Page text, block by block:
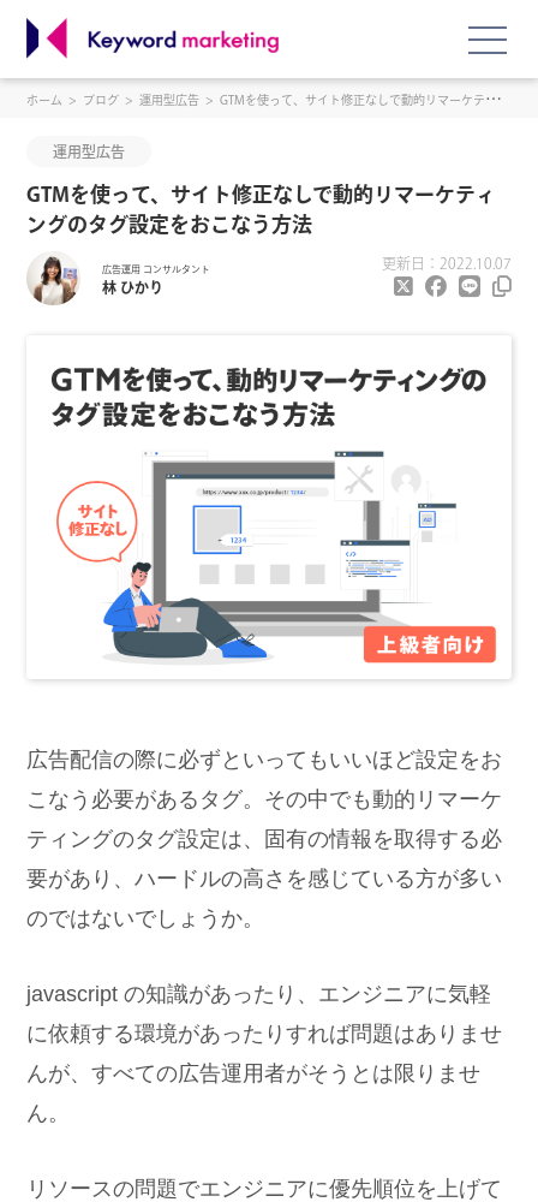
ホーム ブログ 運用型広告 GTMを使って、サイト修正なしで動的リマーケティングのタグ設定をおこなう方法
運用型広告
GTMを使って、サイト修正なしで動的リマーケティ
ングのタグ設定をおこなう方法
広告運用 コンサルタント
林 ひかり
更新日：2022.10.07
広告配信の際に必ずといってもいいほど設定をお
こなう必要があるタグ。その中でも動的リマーケ
ティングのタグ設定は、固有の情報を取得する必
要があり、ハードルの高さを感じている方が多い
のではないでしょうか。
javascript の知識があったり、エンジニアに気軽
に依頼する環境があったりすれば問題はありませ
んが、すべての広告運用者がそうとは限りませ
ん。
リソースの問題でエンジニアに優先順位を上げて